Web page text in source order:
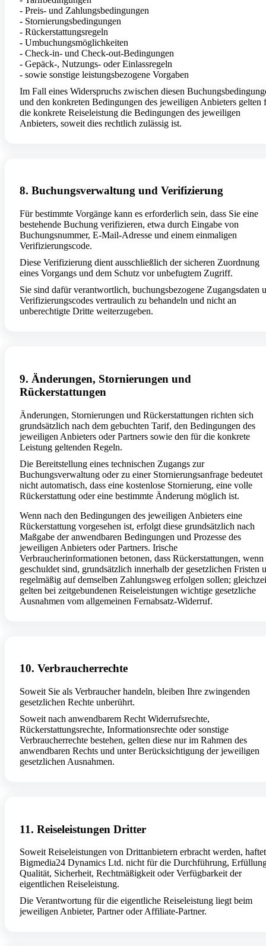
- Preis- und Zahlungsbedingungen
- Stornierungsbedingungen
- Rückerstattungsregeln
- Umbuchungsmöglichkeiten
- Check-in- und Check-out-Bedingungen
- Gepäck-, Nutzungs- oder Einlassregeln
- sowie sonstige leistungsbezogene Vorgaben
Im Fall eines Widerspruchs zwischen diesen
und den konkreten Bedingungen des jeweiligen Anbieters gelten
die konkrete Reiseleistung die Bedingungen des jeweiligen
Anbieters, soweit dies rechtlich zulässig ist.
8. Buchungsverwaltung und Verifizierung
Für bestimmte Vorgänge kann es erforderlich sein, dass Sie eine
bestehende Buchung verifizieren, etwa durch Eingabe von
Buchungsnummer, E-Mail-Adresse und einem einmaligen
Verifizierungscode.
Diese Verifizierung dient ausschließlich der sicheren Zuordnung
eines Vorgangs und dem Schutz vor unbefugtem Zugriff.
Sie sind dafür verantwortlich, buchungsbezogene Zugangsdaten
Verifizierungscodes vertraulich zu behandeln und nicht an
unberechtigte Dritte weiterzugeben.
9. Änderungen, Stornierungen und
Rückerstattungen
Änderungen, Stornierungen und Rückerstattungen richten sich
grundsätzlich nach dem gebuchten Tarif, den Bedingungen des
jeweiligen Anbieters oder Partners sowie den für die konkrete
Leistung geltenden Regeln.
Die Bereitstellung eines technischen Zugangs zur
Buchungsverwaltung oder zu einer Stornierungsanfrage bedeutet
nicht automatisch, dass eine kostenlose Stornierung, eine volle
Rückerstattung oder eine bestimmte Änderung möglich ist.
Wenn nach den Bedingungen des jeweiligen Anbieters eine
Rückerstattung vorgesehen ist, erfolgt diese grundsätzlich nach
Maßgabe der anwendbaren Bedingungen und Prozesse des
jeweiligen Anbieters oder Partners. Irische
Verbraucherinformationen betonen, dass Rückerstattungen, wenn
geschuldet sind, grundsätzlich innerhalb der gesetzlichen Fristen
regelmäßig auf demselben Zahlungsweg erfolgen sollen;
gelten bei zeitgebundenen Reiseleistungen wichtige gesetzliche
Ausnahmen vom allgemeinen Fernabsatz-Widerruf.
10. Verbraucherrechte
Soweit Sie als Verbraucher handeln, bleiben Ihre zwingenden
gesetzlichen Rechte unberührt.
Soweit nach anwendbarem Recht Widerrufsrechte,
Rückerstattungsrechte, Informationsrechte oder sonstige
Verbraucherrechte bestehen, gelten diese nur im Rahmen des
anwendbaren Rechts und unter Berücksichtigung der jeweiligen
gesetzlichen Ausnahmen.
11. Reiseleistungen Dritter
Soweit Reiseleistungen von Drittanbietern erbracht werden, haftet
Bigmedia24 Dynamics Ltd. nicht für die Durchführung,
Qualität, Sicherheit, Rechtmäßigkeit oder Verfügbarkeit der
eigentlichen Reiseleistung.
Die Verantwortung für die eigentliche Reiseleistung liegt beim
jeweiligen Anbieter, Partner oder Affiliate-Partner.